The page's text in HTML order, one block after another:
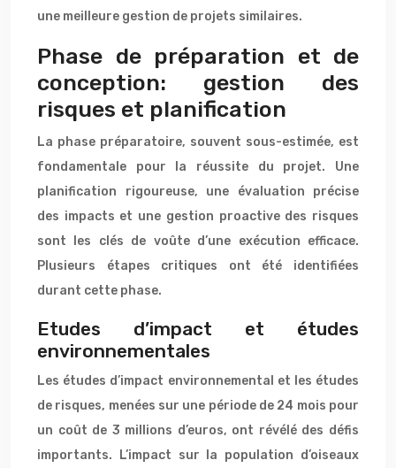
une meilleure gestion de projets similaires.
Phase de préparation et de
conception: gestion des
risques et planification
La phase préparatoire, souvent sous-estimée, est
fondamentale pour la réussite du projet. Une
planification rigoureuse, une évaluation précise
des impacts et une gestion proactive des risques
sont les clés de voûte d’une exécution efficace.
Plusieurs étapes critiques ont été identifiées
durant cette phase.
Etudes d’impact et études
environnementales
Les études d’impact environnemental et les études
de risques, menées sur une période de 24 mois pour
un coût de 3 millions d’euros, ont révélé des défis
importants. L’impact sur la population d’oiseaux